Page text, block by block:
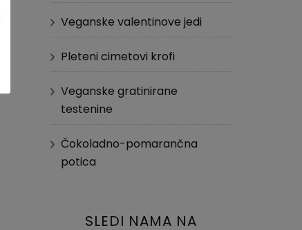
Veganske valentinove jedi
Pleteni cimetovi krofi
Veganske gratinirane
testenine
Čokoladno-pomarančna
potica
SLEDI NAMA NA